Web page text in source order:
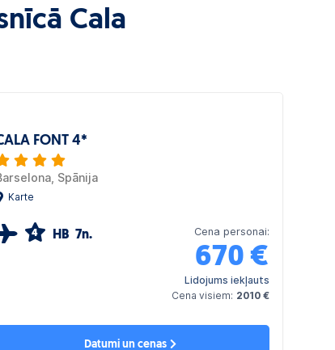
Cala
FONT 4*
Spānija
Karte
4 HB 7n. Cena personai:
670 €
Lidojums iekļauts
Cena visiem: 2010 €
Datumi un cenas